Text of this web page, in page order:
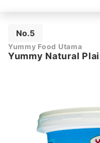
No.5
Yummy Food Utama
Yummy Natural